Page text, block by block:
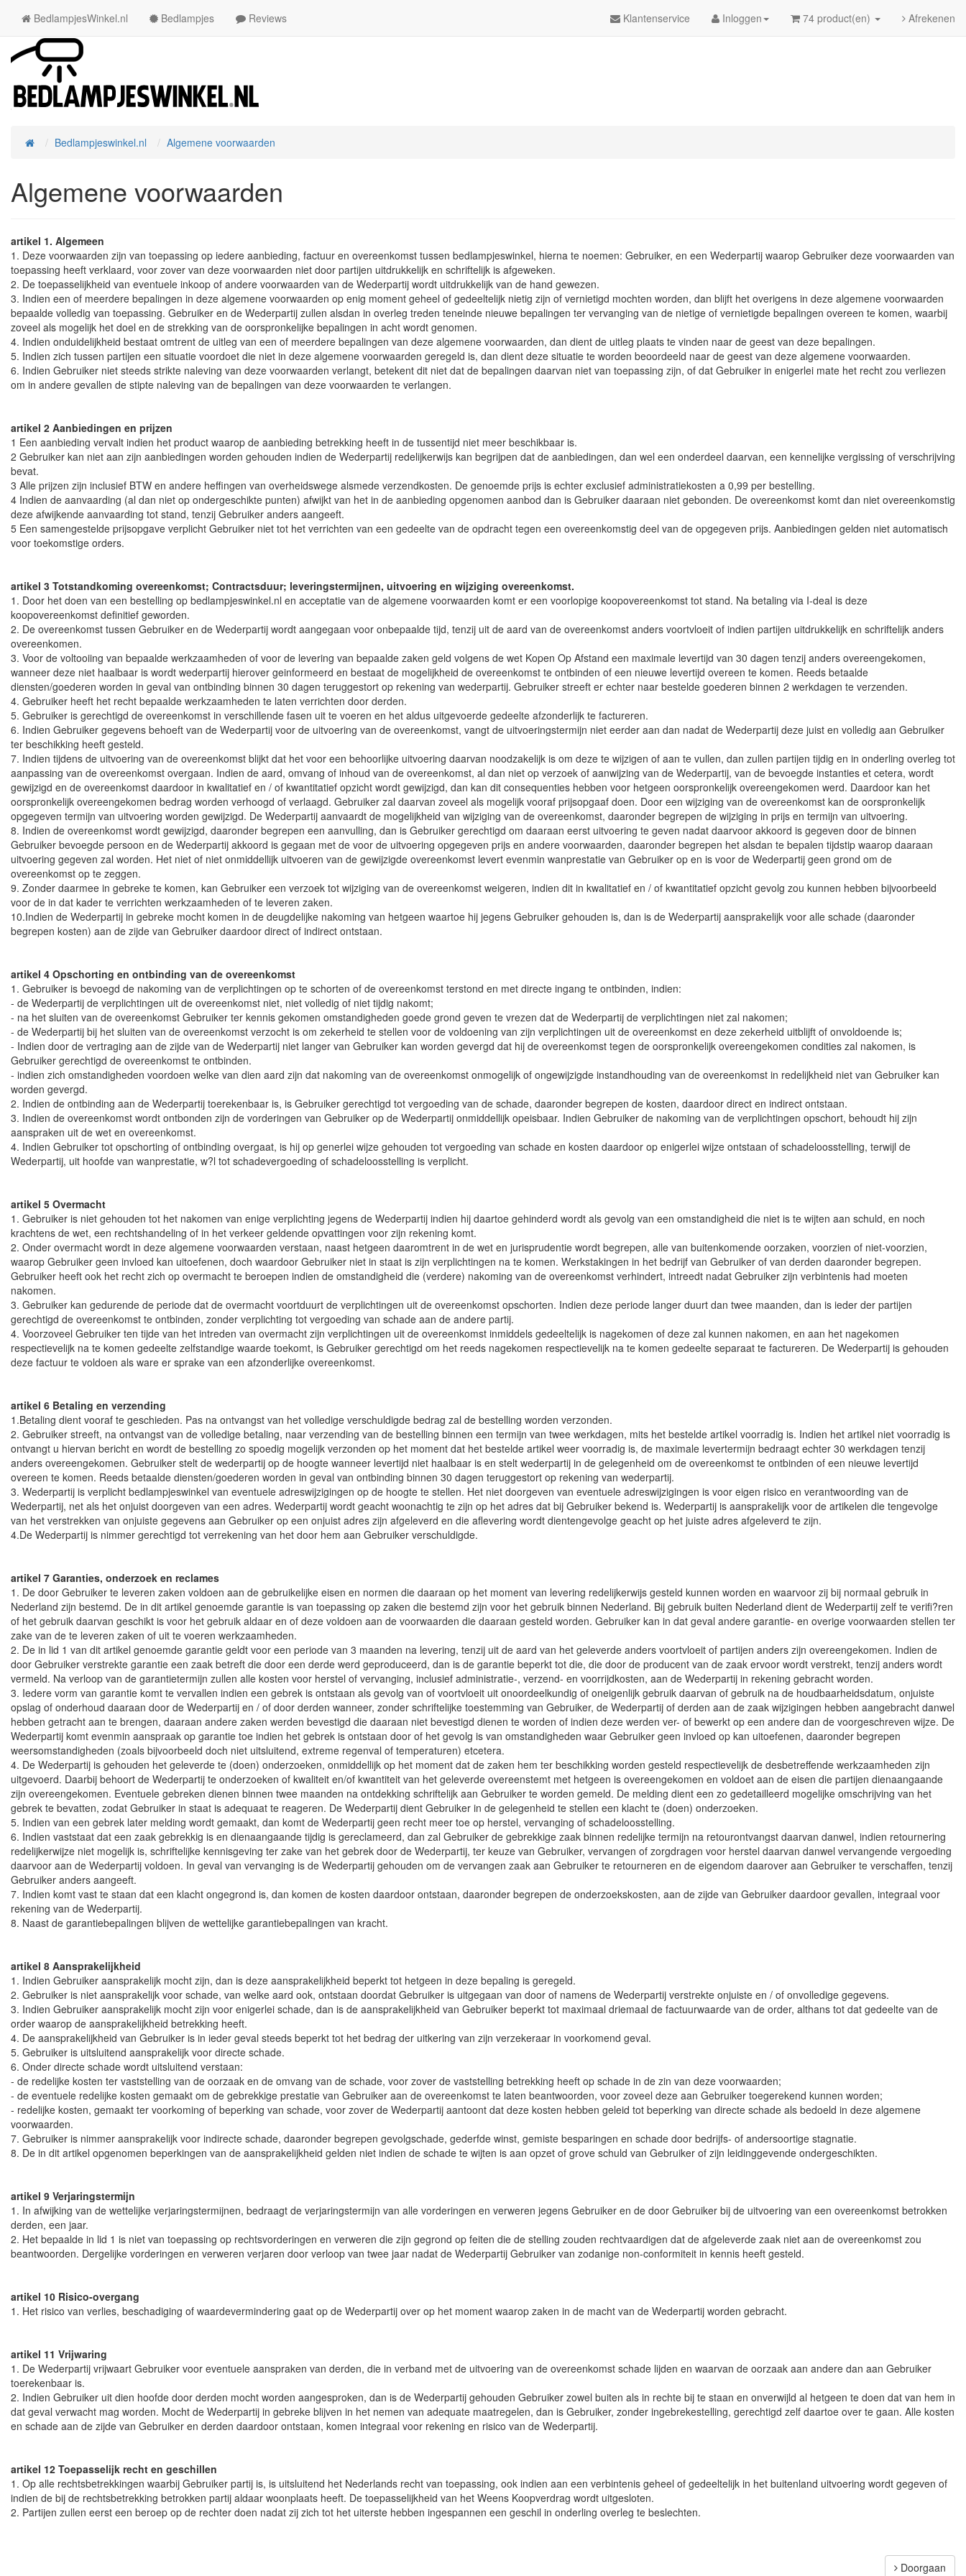
BedlampjesWinkel.nl Bedlampjes Reviews Klantenservice Inloggen 74 product(en) Afrekenen
HomeBedlampjeswinkel.nl Algemene voorwaarden
Algemene voorwaarden
artikel 1. Algemeen
1. Deze voorwaarden zijn van toepassing op iedere aanbieding, factuur en overeenkomst tussen bedlampjeswinkel, hierna te noemen: Gebruiker, en een Wederpartij waarop Gebruiker deze voorwaarden van
toepassing heeft verklaard, voor zover van deze voorwaarden niet door partijen uitdrukkelijk en schriftelijk is afgeweken.
2. De toepasselijkheid van eventuele inkoop of andere voorwaarden van de Wederpartij wordt uitdrukkelijk van de hand gewezen.
3. Indien een of meerdere bepalingen in deze algemene voorwaarden op enig moment geheel of gedeeltelijk nietig zijn of vernietigd mochten worden, dan blijft het overigens in deze algemene voorwaarden
bepaalde volledig van toepassing. Gebruiker en de Wederpartij zullen alsdan in overleg treden teneinde nieuwe bepalingen ter vervanging van de nietige of vernietigde bepalingen overeen te komen, waarbij
zoveel als mogelijk het doel en de strekking van de oorspronkelijke bepalingen in acht wordt genomen.
4. Indien onduidelijkheid bestaat omtrent de uitleg van een of meerdere bepalingen van deze algemene voorwaarden, dan dient de uitleg plaats te vinden naar de geest van deze bepalingen.
5. Indien zich tussen partijen een situatie voordoet die niet in deze algemene voorwaarden geregeld is, dan dient deze situatie te worden beoordeeld naar de geest van deze algemene voorwaarden.
6. Indien Gebruiker niet steeds strikte naleving van deze voorwaarden verlangt, betekent dit niet dat de bepalingen daarvan niet van toepassing zijn, of dat Gebruiker in enigerlei mate het recht zou verliezen
om in andere gevallen de stipte naleving van de bepalingen van deze voorwaarden te verlangen.
artikel 2 Aanbiedingen en prijzen
1 Een aanbieding vervalt indien het product waarop de aanbieding betrekking heeft in de tussentijd niet meer beschikbaar is.
2 Gebruiker kan niet aan zijn aanbiedingen worden gehouden indien de Wederpartij redelijkerwijs kan begrijpen dat de aanbiedingen, dan wel een onderdeel daarvan, een kennelijke vergissing of verschrijving
bevat.
3 Alle prijzen zijn inclusief BTW en andere heffingen van overheidswege alsmede verzendkosten. De genoemde prijs is echter exclusief administratiekosten a 0,99 per bestelling.
4 Indien de aanvaarding (al dan niet op ondergeschikte punten) afwijkt van het in de aanbieding opgenomen aanbod dan is Gebruiker daaraan niet gebonden. De overeenkomst komt dan niet overeenkomstig
deze afwijkende aanvaarding tot stand, tenzij Gebruiker anders aangeeft.
5 Een samengestelde prijsopgave verplicht Gebruiker niet tot het verrichten van een gedeelte van de opdracht tegen een overeenkomstig deel van de opgegeven prijs. Aanbiedingen gelden niet automatisch
voor toekomstige orders.
artikel 3 Totstandkoming overeenkomst; Contractsduur; leveringstermijnen, uitvoering en wijziging overeenkomst.
1. Door het doen van een bestelling op bedlampjeswinkel.nl en acceptatie van de algemene voorwaarden komt er een voorlopige koopovereenkomst tot stand. Na betaling via I-deal is deze
koopovereenkomst definitief geworden.
2. De overeenkomst tussen Gebruiker en de Wederpartij wordt aangegaan voor onbepaalde tijd, tenzij uit de aard van de overeenkomst anders voortvloeit of indien partijen uitdrukkelijk en schriftelijk anders
overeenkomen.
3. Voor de voltooiing van bepaalde werkzaamheden of voor de levering van bepaalde zaken geld volgens de wet Kopen Op Afstand een maximale levertijd van 30 dagen tenzij anders overeengekomen,
wanneer deze niet haalbaar is wordt wederpartij hierover geinformeerd en bestaat de mogelijkheid de overeenkomst te ontbinden of een nieuwe levertijd overeen te komen. Reeds betaalde
diensten/goederen worden in geval van ontbinding binnen 30 dagen teruggestort op rekening van wederpartij. Gebruiker streeft er echter naar bestelde goederen binnen 2 werkdagen te verzenden.
4. Gebruiker heeft het recht bepaalde werkzaamheden te laten verrichten door derden.
5. Gebruiker is gerechtigd de overeenkomst in verschillende fasen uit te voeren en het aldus uitgevoerde gedeelte afzonderlijk te factureren.
6. Indien Gebruiker gegevens behoeft van de Wederpartij voor de uitvoering van de overeenkomst, vangt de uitvoeringstermijn niet eerder aan dan nadat de Wederpartij deze juist en volledig aan Gebruiker
ter beschikking heeft gesteld.
7. Indien tijdens de uitvoering van de overeenkomst blijkt dat het voor een behoorlijke uitvoering daarvan noodzakelijk is om deze te wijzigen of aan te vullen, dan zullen partijen tijdig en in onderling overleg tot
aanpassing van de overeenkomst overgaan. Indien de aard, omvang of inhoud van de overeenkomst, al dan niet op verzoek of aanwijzing van de Wederpartij, van de bevoegde instanties et cetera, wordt
gewijzigd en de overeenkomst daardoor in kwalitatief en / of kwantitatief opzicht wordt gewijzigd, dan kan dit consequenties hebben voor hetgeen oorspronkelijk overeengekomen werd. Daardoor kan het
oorspronkelijk overeengekomen bedrag worden verhoogd of verlaagd. Gebruiker zal daarvan zoveel als mogelijk vooraf prijsopgaaf doen. Door een wijziging van de overeenkomst kan de oorspronkelijk
opgegeven termijn van uitvoering worden gewijzigd. De Wederpartij aanvaardt de mogelijkheid van wijziging van de overeenkomst, daaronder begrepen de wijziging in prijs en termijn van uitvoering.
8. Indien de overeenkomst wordt gewijzigd, daaronder begrepen een aanvulling, dan is Gebruiker gerechtigd om daaraan eerst uitvoering te geven nadat daarvoor akkoord is gegeven door de binnen
Gebruiker bevoegde persoon en de Wederpartij akkoord is gegaan met de voor de uitvoering opgegeven prijs en andere voorwaarden, daaronder begrepen het alsdan te bepalen tijdstip waarop daaraan
uitvoering gegeven zal worden. Het niet of niet onmiddellijk uitvoeren van de gewijzigde overeenkomst levert evenmin wanprestatie van Gebruiker op en is voor de Wederpartij geen grond om de
overeenkomst op te zeggen.
9. Zonder daarmee in gebreke te komen, kan Gebruiker een verzoek tot wijziging van de overeenkomst weigeren, indien dit in kwalitatief en / of kwantitatief opzicht gevolg zou kunnen hebben bijvoorbeeld
voor de in dat kader te verrichten werkzaamheden of te leveren zaken.
10.Indien de Wederpartij in gebreke mocht komen in de deugdelijke nakoming van hetgeen waartoe hij jegens Gebruiker gehouden is, dan is de Wederpartij aansprakelijk voor alle schade (daaronder
begrepen kosten) aan de zijde van Gebruiker daardoor direct of indirect ontstaan.
artikel 4 Opschorting en ontbinding van de overeenkomst
1. Gebruiker is bevoegd de nakoming van de verplichtingen op te schorten of de overeenkomst terstond en met directe ingang te ontbinden, indien:
- de Wederpartij de verplichtingen uit de overeenkomst niet, niet volledig of niet tijdig nakomt;
- na het sluiten van de overeenkomst Gebruiker ter kennis gekomen omstandigheden goede grond geven te vrezen dat de Wederpartij de verplichtingen niet zal nakomen;
- de Wederpartij bij het sluiten van de overeenkomst verzocht is om zekerheid te stellen voor de voldoening van zijn verplichtingen uit de overeenkomst en deze zekerheid uitblijft of onvoldoende is;
- Indien door de vertraging aan de zijde van de Wederpartij niet langer van Gebruiker kan worden gevergd dat hij de overeenkomst tegen de oorspronkelijk overeengekomen condities zal nakomen, is
Gebruiker gerechtigd de overeenkomst te ontbinden.
- indien zich omstandigheden voordoen welke van dien aard zijn dat nakoming van de overeenkomst onmogelijk of ongewijzigde instandhouding van de overeenkomst in redelijkheid niet van Gebruiker kan
worden gevergd.
2. Indien de ontbinding aan de Wederpartij toerekenbaar is, is Gebruiker gerechtigd tot vergoeding van de schade, daaronder begrepen de kosten, daardoor direct en indirect ontstaan.
3. Indien de overeenkomst wordt ontbonden zijn de vorderingen van Gebruiker op de Wederpartij onmiddellijk opeisbaar. Indien Gebruiker de nakoming van de verplichtingen opschort, behoudt hij zijn
aanspraken uit de wet en overeenkomst.
4. Indien Gebruiker tot opschorting of ontbinding overgaat, is hij op generlei wijze gehouden tot vergoeding van schade en kosten daardoor op enigerlei wijze ontstaan of schadeloosstelling, terwijl de
Wederpartij, uit hoofde van wanprestatie, w?l tot schadevergoeding of schadeloosstelling is verplicht.
artikel 5 Overmacht
1. Gebruiker is niet gehouden tot het nakomen van enige verplichting jegens de Wederpartij indien hij daartoe gehinderd wordt als gevolg van een omstandigheid die niet is te wijten aan schuld, en noch
krachtens de wet, een rechtshandeling of in het verkeer geldende opvattingen voor zijn rekening komt.
2. Onder overmacht wordt in deze algemene voorwaarden verstaan, naast hetgeen daaromtrent in de wet en jurisprudentie wordt begrepen, alle van buitenkomende oorzaken, voorzien of niet-voorzien,
waarop Gebruiker geen invloed kan uitoefenen, doch waardoor Gebruiker niet in staat is zijn verplichtingen na te komen. Werkstakingen in het bedrijf van Gebruiker of van derden daaronder begrepen.
Gebruiker heeft ook het recht zich op overmacht te beroepen indien de omstandigheid die (verdere) nakoming van de overeenkomst verhindert, intreedt nadat Gebruiker zijn verbintenis had moeten
nakomen.
3. Gebruiker kan gedurende de periode dat de overmacht voortduurt de verplichtingen uit de overeenkomst opschorten. Indien deze periode langer duurt dan twee maanden, dan is ieder der partijen
gerechtigd de overeenkomst te ontbinden, zonder verplichting tot vergoeding van schade aan de andere partij.
4. Voorzoveel Gebruiker ten tijde van het intreden van overmacht zijn verplichtingen uit de overeenkomst inmiddels gedeeltelijk is nagekomen of deze zal kunnen nakomen, en aan het nagekomen
respectievelijk na te komen gedeelte zelfstandige waarde toekomt, is Gebruiker gerechtigd om het reeds nagekomen respectievelijk na te komen gedeelte separaat te factureren. De Wederpartij is gehouden
deze factuur te voldoen als ware er sprake van een afzonderlijke overeenkomst.
artikel 6 Betaling en verzending
1.Betaling dient vooraf te geschieden. Pas na ontvangst van het volledige verschuldigde bedrag zal de bestelling worden verzonden.
2. Gebruiker streeft, na ontvangst van de volledige betaling, naar verzending van de bestelling binnen een termijn van twee werkdagen, mits het bestelde artikel voorradig is. Indien het artikel niet voorradig is
ontvangt u hiervan bericht en wordt de bestelling zo spoedig mogelijk verzonden op het moment dat het bestelde artikel weer voorradig is, de maximale levertermijn bedraagt echter 30 werkdagen tenzij
anders overeengekomen. Gebruiker stelt de wederpartij op de hoogte wanneer levertijd niet haalbaar is en stelt wederpartij in de gelegenheid om de overeenkomst te ontbinden of een nieuwe levertijd
overeen te komen. Reeds betaalde diensten/goederen worden in geval van ontbinding binnen 30 dagen teruggestort op rekening van wederpartij.
3. Wederpartij is verplicht bedlampjeswinkel van eventuele adreswijzigingen op de hoogte te stellen. Het niet doorgeven van eventuele adreswijzigingen is voor eigen risico en verantwoording van de
Wederpartij, net als het onjuist doorgeven van een adres. Wederpartij wordt geacht woonachtig te zijn op het adres dat bij Gebruiker bekend is. Wederpartij is aansprakelijk voor de artikelen die tengevolge
van het verstrekken van onjuiste gegevens aan Gebruiker op een onjuist adres zijn afgeleverd en die aflevering wordt dientengevolge geacht op het juiste adres afgeleverd te zijn.
4.De Wederpartij is nimmer gerechtigd tot verrekening van het door hem aan Gebruiker verschuldigde.
artikel 7 Garanties, onderzoek en reclames
1. De door Gebruiker te leveren zaken voldoen aan de gebruikelijke eisen en normen die daaraan op het moment van levering redelijkerwijs gesteld kunnen worden en waarvoor zij bij normaal gebruik in
Nederland zijn bestemd. De in dit artikel genoemde garantie is van toepassing op zaken die bestemd zijn voor het gebruik binnen Nederland. Bij gebruik buiten Nederland dient de Wederpartij zelf te verifi?ren
of het gebruik daarvan geschikt is voor het gebruik aldaar en of deze voldoen aan de voorwaarden die daaraan gesteld worden. Gebruiker kan in dat geval andere garantie- en overige voorwaarden stellen ter
zake van de te leveren zaken of uit te voeren werkzaamheden.
2. De in lid 1 van dit artikel genoemde garantie geldt voor een periode van 3 maanden na levering, tenzij uit de aard van het geleverde anders voortvloeit of partijen anders zijn overeengekomen. Indien de
door Gebruiker verstrekte garantie een zaak betreft die door een derde werd geproduceerd, dan is de garantie beperkt tot die, die door de producent van de zaak ervoor wordt verstrekt, tenzij anders wordt
vermeld. Na verloop van de garantietermijn zullen alle kosten voor herstel of vervanging, inclusief administratie-, verzend- en voorrijdkosten, aan de Wederpartij in rekening gebracht worden.
3. Iedere vorm van garantie komt te vervallen indien een gebrek is ontstaan als gevolg van of voortvloeit uit onoordeelkundig of oneigenlijk gebruik daarvan of gebruik na de houdbaarheidsdatum, onjuiste
opslag of onderhoud daaraan door de Wederpartij en / of door derden wanneer, zonder schriftelijke toestemming van Gebruiker, de Wederpartij of derden aan de zaak wijzigingen hebben aangebracht danwel
hebben getracht aan te brengen, daaraan andere zaken werden bevestigd die daaraan niet bevestigd dienen te worden of indien deze werden ver- of bewerkt op een andere dan de voorgeschreven wijze. De
Wederpartij komt evenmin aanspraak op garantie toe indien het gebrek is ontstaan door of het gevolg is van omstandigheden waar Gebruiker geen invloed op kan uitoefenen, daaronder begrepen
weersomstandigheden (zoals bijvoorbeeld doch niet uitsluitend, extreme regenval of temperaturen) etcetera.
4. De Wederpartij is gehouden het geleverde te (doen) onderzoeken, onmiddellijk op het moment dat de zaken hem ter beschikking worden gesteld respectievelijk de desbetreffende werkzaamheden zijn
uitgevoerd. Daarbij behoort de Wederpartij te onderzoeken of kwaliteit en/of kwantiteit van het geleverde overeenstemt met hetgeen is overeengekomen en voldoet aan de eisen die partijen dienaangaande
zijn overeengekomen. Eventuele gebreken dienen binnen twee maanden na ontdekking schriftelijk aan Gebruiker te worden gemeld. De melding dient een zo gedetailleerd mogelijke omschrijving van het
gebrek te bevatten, zodat Gebruiker in staat is adequaat te reageren. De Wederpartij dient Gebruiker in de gelegenheid te stellen een klacht te (doen) onderzoeken.
5. Indien van een gebrek later melding wordt gemaakt, dan komt de Wederpartij geen recht meer toe op herstel, vervanging of schadeloosstelling.
6. Indien vaststaat dat een zaak gebrekkig is en dienaangaande tijdig is gereclameerd, dan zal Gebruiker de gebrekkige zaak binnen redelijke termijn na retourontvangst daarvan danwel, indien retournering
redelijkerwijze niet mogelijk is, schriftelijke kennisgeving ter zake van het gebrek door de Wederpartij, ter keuze van Gebruiker, vervangen of zorgdragen voor herstel daarvan danwel vervangende vergoeding
daarvoor aan de Wederpartij voldoen. In geval van vervanging is de Wederpartij gehouden om de vervangen zaak aan Gebruiker te retourneren en de eigendom daarover aan Gebruiker te verschaffen, tenzij
Gebruiker anders aangeeft.
7. Indien komt vast te staan dat een klacht ongegrond is, dan komen de kosten daardoor ontstaan, daaronder begrepen de onderzoekskosten, aan de zijde van Gebruiker daardoor gevallen, integraal voor
rekening van de Wederpartij.
8. Naast de garantiebepalingen blijven de wettelijke garantiebepalingen van kracht.
artikel 8 Aansprakelijkheid
1. Indien Gebruiker aansprakelijk mocht zijn, dan is deze aansprakelijkheid beperkt tot hetgeen in deze bepaling is geregeld.
2. Gebruiker is niet aansprakelijk voor schade, van welke aard ook, ontstaan doordat Gebruiker is uitgegaan van door of namens de Wederpartij verstrekte onjuiste en / of onvolledige gegevens.
3. Indien Gebruiker aansprakelijk mocht zijn voor enigerlei schade, dan is de aansprakelijkheid van Gebruiker beperkt tot maximaal driemaal de factuurwaarde van de order, althans tot dat gedeelte van de
order waarop de aansprakelijkheid betrekking heeft.
4. De aansprakelijkheid van Gebruiker is in ieder geval steeds beperkt tot het bedrag der uitkering van zijn verzekeraar in voorkomend geval.
5. Gebruiker is uitsluitend aansprakelijk voor directe schade.
6. Onder directe schade wordt uitsluitend verstaan:
- de redelijke kosten ter vaststelling van de oorzaak en de omvang van de schade, voor zover de vaststelling betrekking heeft op schade in de zin van deze voorwaarden;
- de eventuele redelijke kosten gemaakt om de gebrekkige prestatie van Gebruiker aan de overeenkomst te laten beantwoorden, voor zoveel deze aan Gebruiker toegerekend kunnen worden;
- redelijke kosten, gemaakt ter voorkoming of beperking van schade, voor zover de Wederpartij aantoont dat deze kosten hebben geleid tot beperking van directe schade als bedoeld in deze algemene
voorwaarden.
7. Gebruiker is nimmer aansprakelijk voor indirecte schade, daaronder begrepen gevolgschade, gederfde winst, gemiste besparingen en schade door bedrijfs- of andersoortige stagnatie.
8. De in dit artikel opgenomen beperkingen van de aansprakelijkheid gelden niet indien de schade te wijten is aan opzet of grove schuld van Gebruiker of zijn leidinggevende ondergeschikten.
artikel 9 Verjaringstermijn
1. In afwijking van de wettelijke verjaringstermijnen, bedraagt de verjaringstermijn van alle vorderingen en verweren jegens Gebruiker en de door Gebruiker bij de uitvoering van een overeenkomst betrokken
derden, een jaar.
2. Het bepaalde in lid 1 is niet van toepassing op rechtsvorderingen en verweren die zijn gegrond op feiten die de stelling zouden rechtvaardigen dat de afgeleverde zaak niet aan de overeenkomst zou
beantwoorden. Dergelijke vorderingen en verweren verjaren door verloop van twee jaar nadat de Wederpartij Gebruiker van zodanige non-conformiteit in kennis heeft gesteld.
artikel 10 Risico-overgang
1. Het risico van verlies, beschadiging of waardevermindering gaat op de Wederpartij over op het moment waarop zaken in de macht van de Wederpartij worden gebracht.
artikel 11 Vrijwaring
1. De Wederpartij vrijwaart Gebruiker voor eventuele aanspraken van derden, die in verband met de uitvoering van de overeenkomst schade lijden en waarvan de oorzaak aan andere dan aan Gebruiker
toerekenbaar is.
2. Indien Gebruiker uit dien hoofde door derden mocht worden aangesproken, dan is de Wederpartij gehouden Gebruiker zowel buiten als in rechte bij te staan en onverwijld al hetgeen te doen dat van hem in
dat geval verwacht mag worden. Mocht de Wederpartij in gebreke blijven in het nemen van adequate maatregelen, dan is Gebruiker, zonder ingebrekestelling, gerechtigd zelf daartoe over te gaan. Alle kosten
en schade aan de zijde van Gebruiker en derden daardoor ontstaan, komen integraal voor rekening en risico van de Wederpartij.
artikel 12 Toepasselijk recht en geschillen
1. Op alle rechtsbetrekkingen waarbij Gebruiker partij is, is uitsluitend het Nederlands recht van toepassing, ook indien aan een verbintenis geheel of gedeeltelijk in het buitenland uitvoering wordt gegeven of
indien de bij de rechtsbetrekking betrokken partij aldaar woonplaats heeft. De toepasselijkheid van het Weens Koopverdrag wordt uitgesloten.
2. Partijen zullen eerst een beroep op de rechter doen nadat zij zich tot het uiterste hebben ingespannen een geschil in onderling overleg te beslechten.
Doorgaan